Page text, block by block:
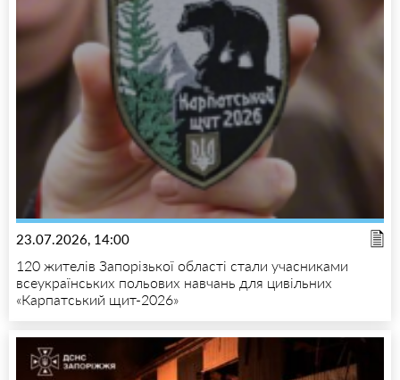
23.07.2026, 14:00
120 жителів Запорізької області стали учасниками
всеукраїнських польових навчань для цивільних
«Карпатський щит-2026»